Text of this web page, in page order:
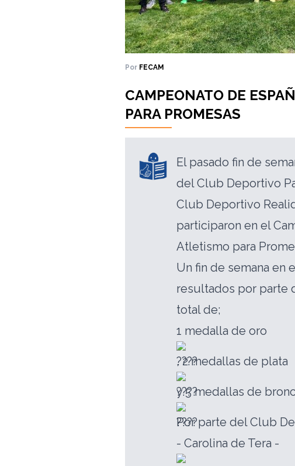
Por FECAM
CAMPEONATO DE
PARA PROMESAS
El pasado fin de
del Club Deportivo
Club Deportivo
participaron en el
Atletismo para
Un fin de semana en
resultados por parte
total de;
1 medalla de oro
, 2 medallas de plata
y 5 medallas de
Por parte del Club
- Carolina de Tera -